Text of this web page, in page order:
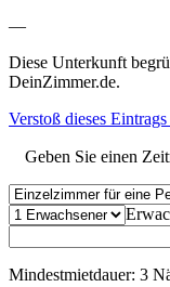
—
Diese Unterkunft
DeinZimmer.de.
Verstoß dieses
Geben Sie einen
Mindestmietdauer: 3